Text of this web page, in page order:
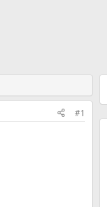
#1